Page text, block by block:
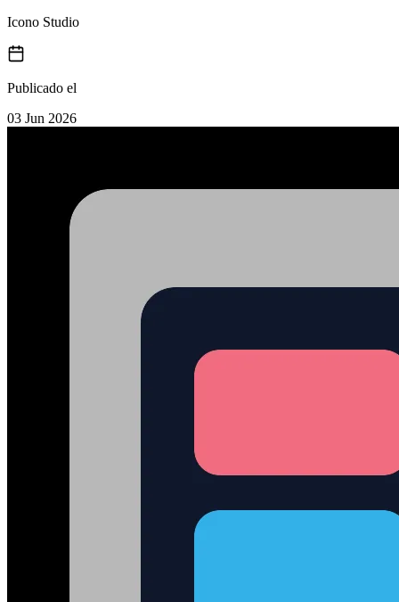
Icono Studio
Publicado el
03 Jun 2026